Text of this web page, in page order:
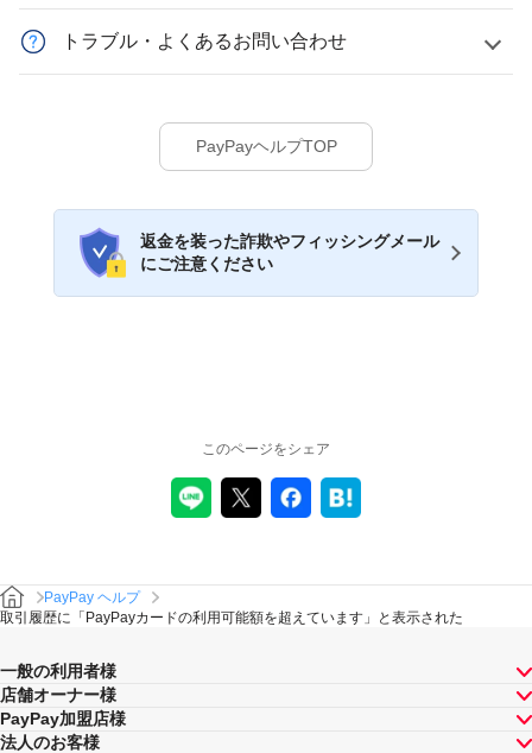
トラブル・よくあるお問い合わせ
PayPayヘルプTOP
返金を装った詐欺やフィッシングメール
にご注意ください
このページをシェア
PayPay ヘルプ
取引履歴に「PayPayカードの利用可能額を超えています」と表示された
一般の利用者様
店舗オーナー様
PayPay加盟店様
法人のお客様